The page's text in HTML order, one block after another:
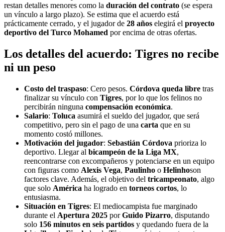
restan detalles menores como la duración del contrato (se espera
un vínculo a largo plazo). Se estima que el acuerdo está
prácticamente cerrado, y el jugador de 28 años elegirá el proyecto
deportivo del Turco Mohamed por encima de otras ofertas.
Los detalles del acuerdo: Tigres no recibe
ni un peso
Costo del traspaso: Cero pesos. Córdova queda libre tras
finalizar su vínculo con Tigres, por lo que los felinos no
percibirán ninguna compensación económica.
Salario: Toluca asumirá el sueldo del jugador, que será
competitivo, pero sin el pago de una carta que en su
momento costó millones.
Motivación del jugador: Sebastián Córdova prioriza lo
deportivo. Llegar al bicampeón de la Liga MX,
reencontrarse con excompañeros y potenciarse en un equipo
con figuras como Alexis Vega, Paulinho o Helinhoson
factores clave. Además, el objetivo del tricampeonato, algo
que solo América ha logrado en torneos cortos, lo
entusiasma.
Situación en Tigres: El mediocampista fue marginado
durante el Apertura 2025 porGuido Pizarro, disputando
solo 156 minutos en seis partidos y quedando fuera de la